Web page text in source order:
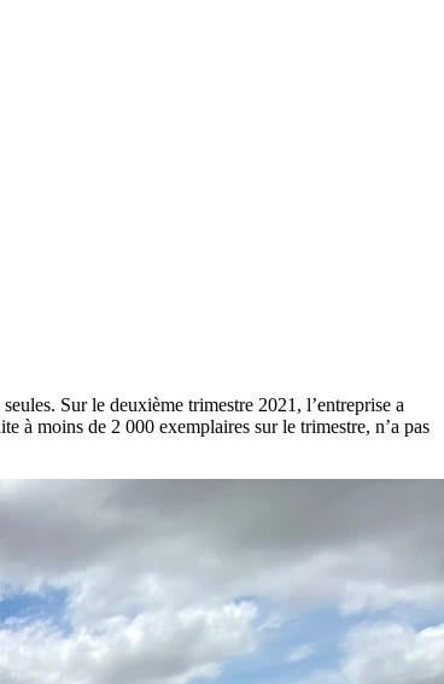
Sur le deuxième trimestre 2021, l’entreprise a
à moins de 2 000 exemplaires sur le trimestre, n’a pas